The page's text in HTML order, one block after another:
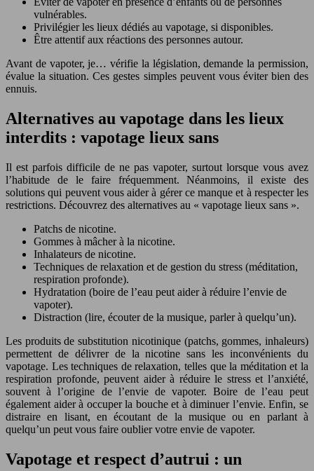
vulnérables.
Privilégier les lieux dédiés au vapotage, si disponibles.
Être attentif aux réactions des personnes autour.
Avant de vapoter, je… vérifie la législation, demande la permission,
évalue la situation. Ces gestes simples peuvent vous éviter bien des
ennuis.
Alternatives au vapotage dans les lieux
interdits : vapotage lieux sans
Il est parfois difficile de ne pas vapoter, surtout lorsque vous avez
l’habitude de le faire fréquemment. Néanmoins, il existe des
solutions qui peuvent vous aider à gérer ce manque et à respecter les
restrictions. Découvrez des alternatives au « vapotage lieux sans ».
Patchs de nicotine.
Gommes à mâcher à la nicotine.
Inhalateurs de nicotine.
Techniques de relaxation et de gestion du stress (méditation,
respiration profonde).
Hydratation (boire de l’eau peut aider à réduire l’envie de
vapoter).
Distraction (lire, écouter de la musique, parler à quelqu’un).
Les produits de substitution nicotinique (patchs, gommes, inhaleurs)
permettent de délivrer de la nicotine sans les inconvénients du
vapotage. Les techniques de relaxation, telles que la méditation et la
respiration profonde, peuvent aider à réduire le stress et l’anxiété,
souvent à l’origine de l’envie de vapoter. Boire de l’eau peut
également aider à occuper la bouche et à diminuer l’envie. Enfin, se
distraire en lisant, en écoutant de la musique ou en parlant à
quelqu’un peut vous faire oublier votre envie de vapoter.
Vapotage et respect d’autrui : un